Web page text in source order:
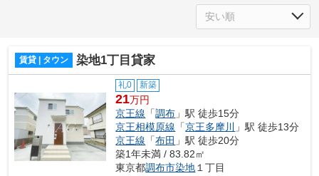
賃貸 | タウン 染地1丁目貸家
礼0 新築
21万円
京王線 「調布 」駅 徒歩15分
京王相模原線 「京王多摩川
」駅 徒歩13分
京王線 「布田 」駅 徒歩20分
築1年未満 / 83.82㎡
東京都調布市染地１丁目